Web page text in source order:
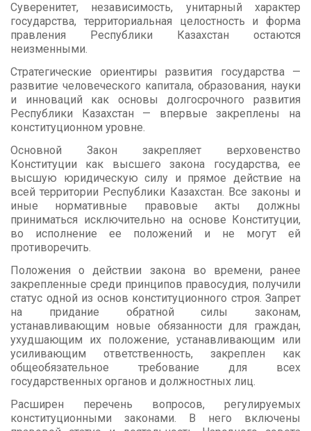
Суверенитет, независимость, унитарный характер
государства, территориальная целостность и форма
правления Республики Казахстан остаются
неизменными.
Стратегические ориентиры развития государства —
развитие человеческого капитала, образования, науки
и инноваций как основы долгосрочного развития
Республики Казахстан — впервые закреплены на
конституционном уровне.
Основной Закон закрепляет верховенство
Конституции как высшего закона государства, ее
высшую юридическую силу и прямое действие на
всей территории Республики Казахстан. Все законы и
иные нормативные правовые акты должны
приниматься исключительно на основе Конституции,
во исполнение ее положений и не могут ей
противоречить.
Положения о действии закона во времени, ранее
закрепленные среди принципов правосудия, получили
статус одной из основ конституционного строя. Запрет
на придание обратной силы законам,
устанавливающим новые обязанности для граждан,
ухудшающим их положение, устанавливающим или
усиливающим ответственность, закреплен как
общеобязательное требование для всех
государственных органов и должностных лиц.
Расширен перечень вопросов, регулируемых
конституционными законами. В него включены